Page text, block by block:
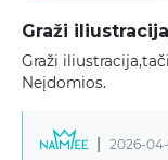
Graži
Graži
Neįdomios.
2026-